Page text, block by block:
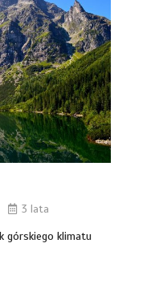
3 lata
górskiego klimatu